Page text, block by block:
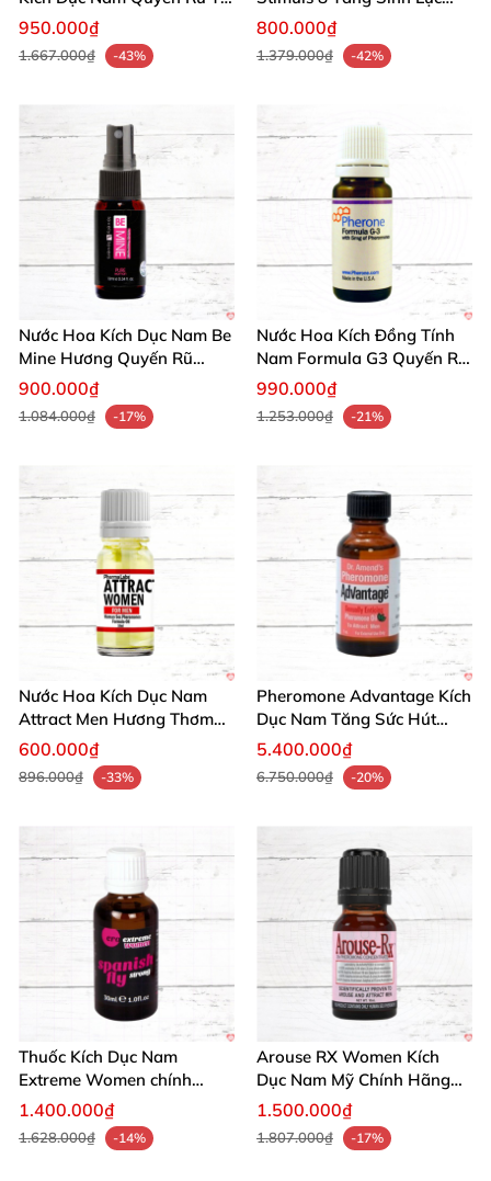
Tin Thu Hút
950.000₫
1.667.000₫ -43%
Mạnh Mẽ Mỹ
800.000₫
1.379.000₫ -42%
Nước Hoa Kích Dục Nam Be
Mine Hương Quyến Rũ
Phiên Bản Giới Hạn
900.000₫
1.084.000₫ -17%
Nước Hoa Kích Đồng Tính
Nam Formula G3 Quyến Rũ
Tự Tin
990.000₫
1.253.000₫ -21%
Nước Hoa Kích Dục Nam
Attract Men Hương Thơm
Quyến Rũ Tự Tin
600.000₫
896.000₫ -33%
Pheromone Advantage Kích
Dục Nam Tăng Sức Hút
Quyến Rũ
5.400.000₫
6.750.000₫ -20%
Thuốc Kích Dục Nam
Extreme Women chính
hãng Mỹ tăng khoái cảm
1.400.000₫
1.628.000₫ -14%
Arouse RX Women Kích
Dục Nam Mỹ Chính Hãng
Tăng Hưng Phấn
1.500.000₫
1.807.000₫ -17%